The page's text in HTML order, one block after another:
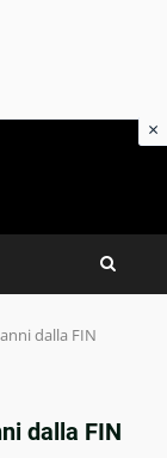
dalla FIN
dalla FIN
×